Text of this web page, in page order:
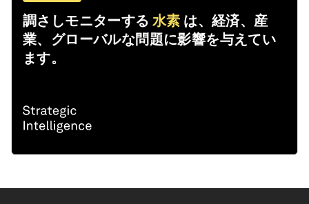
調さしモニターする 水素 は、経済、産
業、グローバルな問題に影響を与えてい
ます。